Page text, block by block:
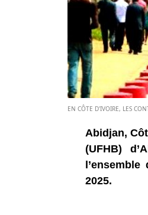
EN CÔTE D'IVOIRE, LES
Abidjan,
(UFHB)
2025.